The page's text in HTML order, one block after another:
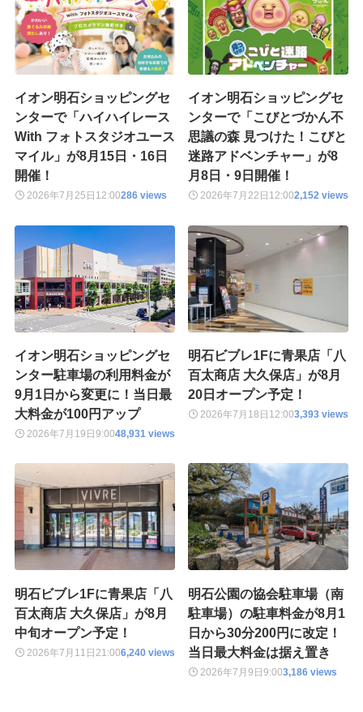
イオン明石ショッピングセ
ンターで「ハイハイレース
With フォトスタジオユース
マイル」が8月15日・16日
開催！
2026年7月25日 12:00286 views
イオン明石ショッピングセ
ンターで「こびとづかん不
思議の森 見つけた！こびと
迷路アドベンチャー」が8
月8日・9日開催！
2026年7月22日 12:002,152 views
イオン明石ショッピングセ
ンター駐車場の利用料金が
9月1日から変更に！当日最
大料金が100円アップ
2026年7月19日 9:0048,931 views
明石ビブレ1Fに青果店「八
百太商店 大久保店」が8月
20日オープン予定！
2026年7月18日 12:003,393 views
明石ビブレ1Fに青果店「八
百太商店 大久保店」が8月
中旬オープン予定！
2026年7月11日 21:006,240 views
明石公園の協会駐車場（南
駐車場）の駐車料金が8月1
日から30分200円に改定！
当日最大料金は据え置き
2026年7月9日9:003,186 views